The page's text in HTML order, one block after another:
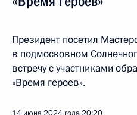
Президент посетил
в подмосковном
встречу с участниками
«Время героев».